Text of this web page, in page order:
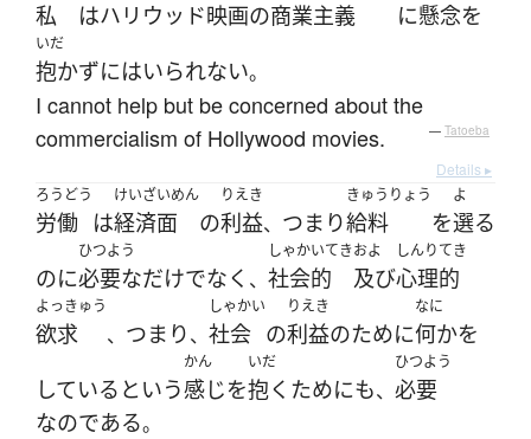
私 はハリウッド映画の商業主義 に懸念を
いだ
抱かずにはいられない。
I cannot help but be concerned about the
commercialism of Hollywood movies.
— Tatoeba
Details ▸
ろうどう
労働 は
けいざいめん
経済面 の
りえき
利益、 つまり
きゅうりょう
給料 を
よ
選る
のに
ひつよう
必要なだけでなく 、
しゃかいてき
社会的
およ
及び
しんりてき
心理的
よっきゅう
欲求 、 つまり、
しゃかい
社会 の
りえき
利益のために
なに
何かを
している という
かん
感じを
いだ
抱く ためにも、
ひつよう
必要
なのである。